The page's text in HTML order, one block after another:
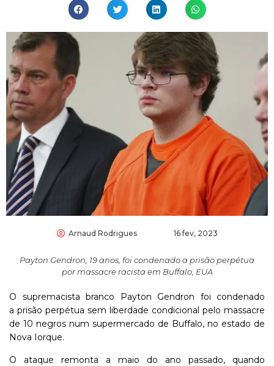
Arnaud Rodrigues 16 fev, 2023
Payton Gendron, 19 anos, foi condenado a prisão perpétua
por massacre racista em Buffalo, EUA
O supremacista branco Payton Gendron foi condenado
a prisão perpétua sem liberdade condicional pelo massacre
de 10 negros num supermercado de Buffalo, no estado de
Nova Iorque.
O ataque remonta a maio do ano passado, quando